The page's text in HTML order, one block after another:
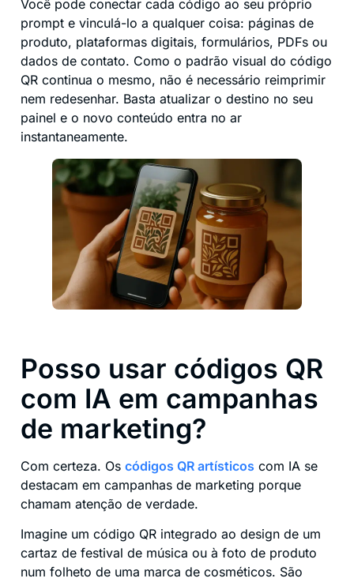
Você pode conectar cada código ao seu próprio
prompt e vinculá-lo a qualquer coisa: páginas de
produto, plataformas digitais, formulários, PDFs ou
dados de contato. Como o padrão visual do código
QR continua o mesmo, não é necessário reimprimir
nem redesenhar. Basta atualizar o destino no seu
painel e o novo conteúdo entra no ar
instantaneamente.
Posso usar códigos QR
com IA em campanhas
de marketing?
Com certeza. Os códigos QR artísticos com IA se
destacam em campanhas de marketing porque
chamam atenção de verdade.
Imagine um código QR integrado ao design de um
cartaz de festival de música ou à foto de produto
num folheto de uma marca de cosméticos. São